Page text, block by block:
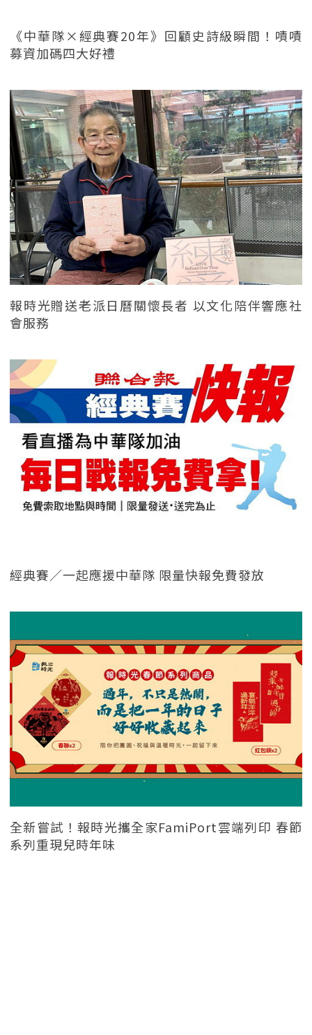
《中華隊×經典賽20年》回顧史詩級瞬間！嘖嘖
募資加碼四大好禮
報時光贈送老派日曆關懷長者 以文化陪伴響應社
會服務
經典賽／一起應援中華隊 限量快報免費發放
全新嘗試！報時光攜全家FamiPort雲端列印 春節
系列重現兒時年味